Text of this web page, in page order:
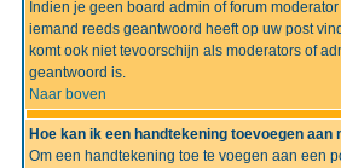
Indien je geen board admin of forum
iemand reeds geantwoord heeft op uw post
komt ook niet tevoorschijn als moderators of
geantwoord is.
Naar boven
Hoe kan ik een handtekening toevoegen aan
Om een handtekening toe te voegen aan een